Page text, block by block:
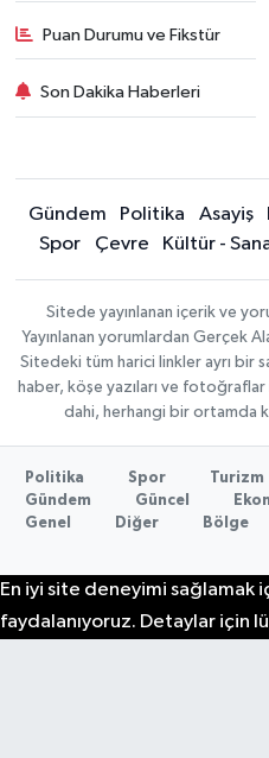
Puan Durumu ve Fikstür
Son Dakika Haberleri
Gündem Politika Asayiş
Spor
Çevre Kültür -
Sitede yayınlanan içerik ve
Yayınlanan yorumlardan Gerçek
Sitedeki tüm harici linkler ayrı bir
haber, köşe yazıları ve fotoğraflar
dahi, herhangi bir ortamda
Politika Spor
Turizm
Gündem
Güncel
Genel
Diğer Bölge
En iyi site deneyimi sağlamak
faydalanıyoruz. Detaylar için